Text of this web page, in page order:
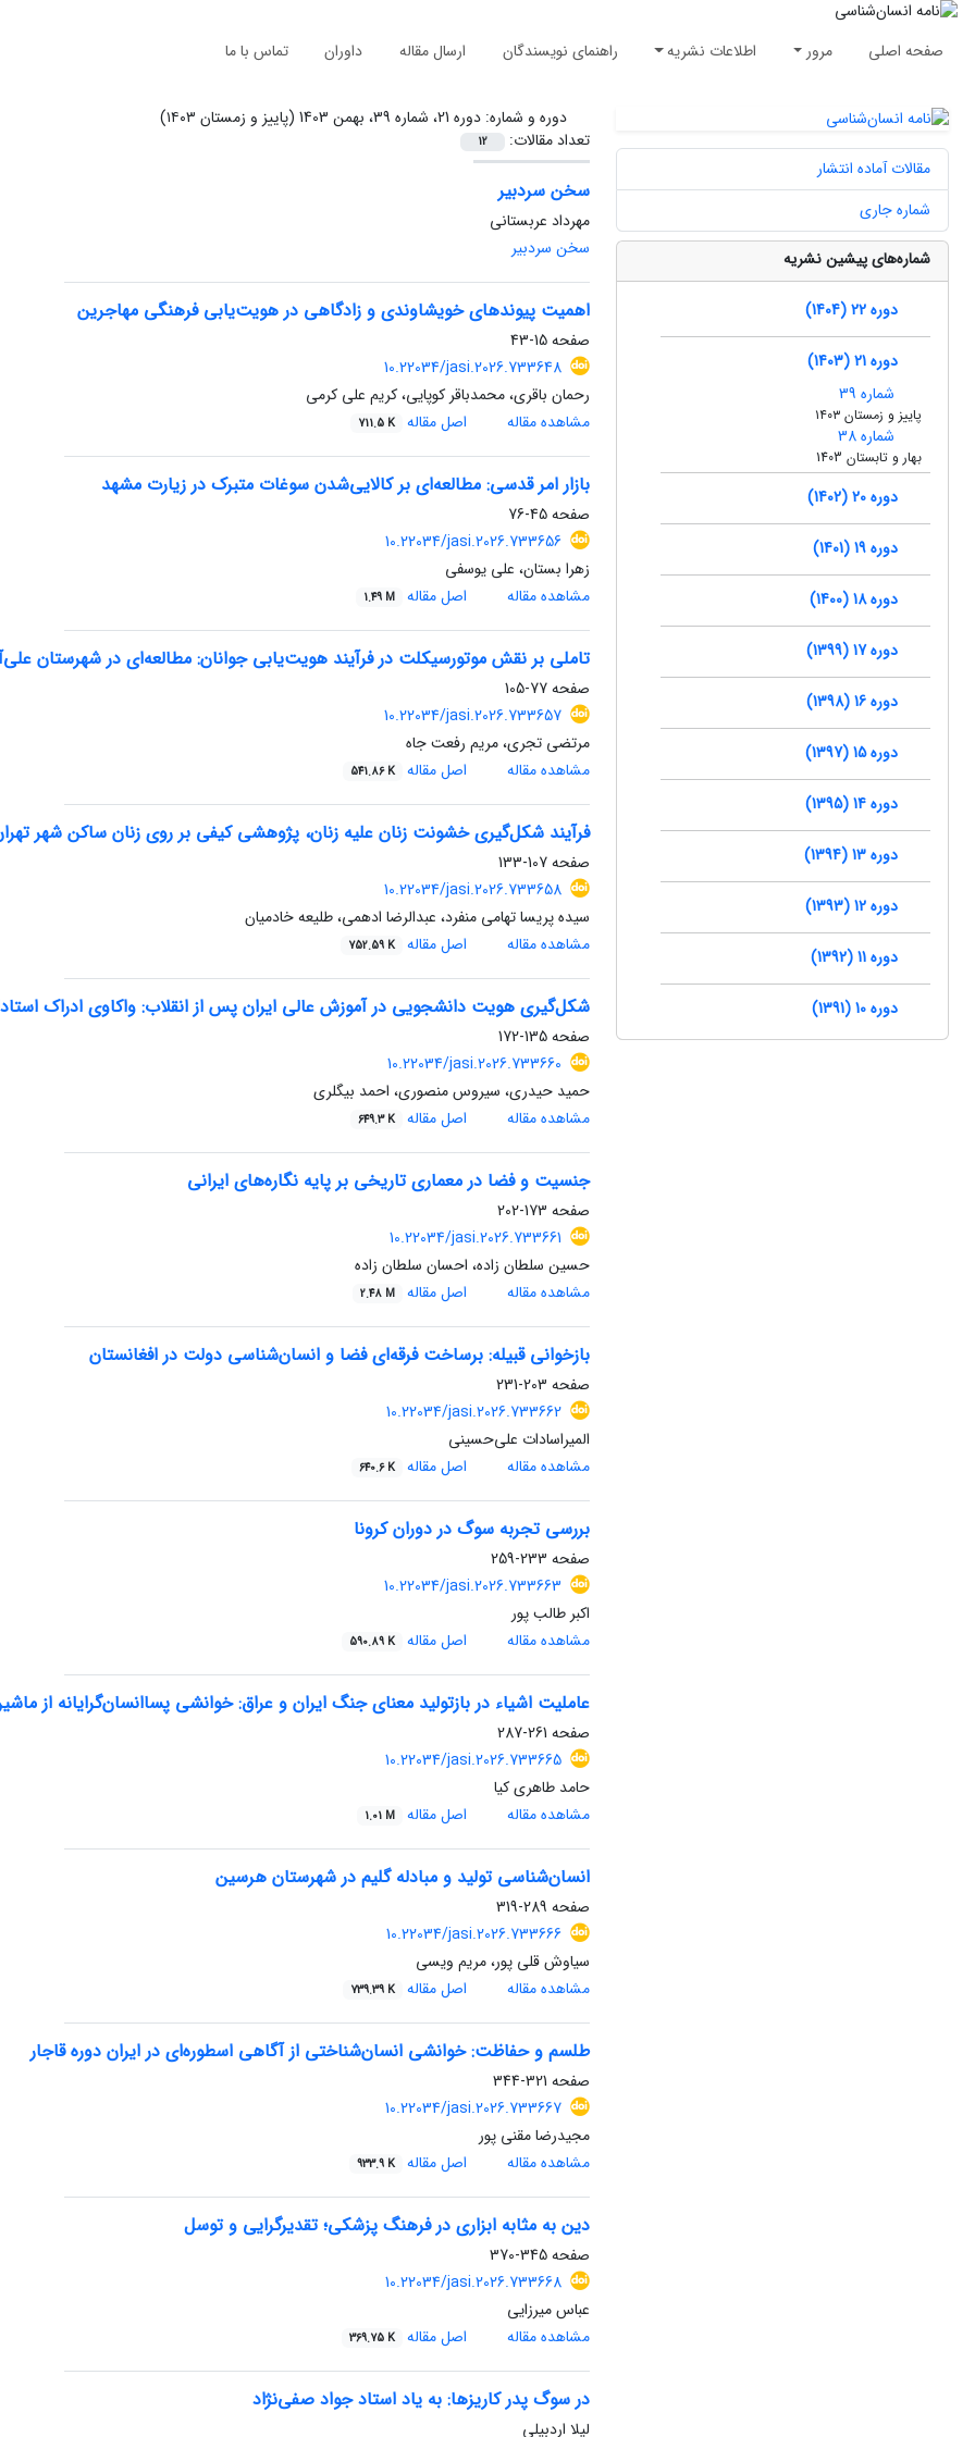
صفحه اصلی مرور اطلاعات نشریه راهنمای نویسندگان ارسال مقاله داوران تماس با ما
دوره و شماره:دوره 21، شماره 39، بهمن 1403 (پاییز و زمستان ۱۴۰۳)
تعداد مقالات:
12
سخن سردبیر
مهرداد عربستانی
سخن سردبیر
اهمیت پیوندهای خویشاوندی و زادگاهی در هویت‌یابی فرهنگی مهاجرین
صفحه15-43
10.22034/jasi.2026.733648
رحمان باقری، محمدباقر کوپایی، کریم علی کرمی
مشاهده مقاله
اصل مقاله 711.5 K
بازار امر قدسی: مطالعه‌ای بر کالایی‌شدن سوغات متبرک در زیارت مشهد
صفحه45-76
10.22034/jasi.2026.733656
زهرا بستان، علی یوسفی
مشاهده مقاله
اصل مقاله 1.49 M
تاملی بر نقش موتورسیکلت در فرآیند هویت‌یابی جوانان: مطالعه‌ای در شهرستان
صفحه77-105
10.22034/jasi.2026.733657
مرتضی تجری، مریم رفعت جاه
مشاهده مقاله
اصل مقاله 541.86 K
فرآیند شکل‌گیری خشونت زنان علیه زنان، پژوهشی کیفی بر روی زنان ساکن شهر
صفحه107-133
10.22034/jasi.2026.733658
سیده پریسا تهامی منفرد، عبدالرضا ادهمی، طلیعه خادمیان
مشاهده مقاله
اصل مقاله 752.59 K
شکل‌گیری هویت دانشجویی در آموزش عالی ایران پس از انقلاب: واکاوی ادراک
صفحه135-172
10.22034/jasi.2026.733660
حمید حیدری، سیروس منصوری، احمد بیگلری
مشاهده مقاله
اصل مقاله 649.3 K
جنسیت و فضا در معماری تاریخی بر پایه نگاره‌های ایرانی
صفحه 173-202
10.22034/jasi.2026.733661
حسین سلطان زاده، احسان سلطان زاده
مشاهده مقاله
اصل مقاله 2.48 M
بازخوانی قبیله: برساخت فرقه‌ای فضا و انسان‌شناسی دولت در افغانستان
صفحه 203-231
10.22034/jasi.2026.733662
المیراسادات علی‌حسینی
مشاهده مقاله
اصل مقاله 640.6 K
بررسی تجربه سوگ در دوران کرونا
صفحه 233-259
10.22034/jasi.2026.733663
اکبر طالب پور
مشاهده مقاله
اصل مقاله 590.89 K
عاملیت اشیاء در بازتولید معنای جنگ ایران و عراق: خوانشی پساانسان‌گرایانه از
صفحه 261-287
10.22034/jasi.2026.733665
حامد طاهری کیا
مشاهده مقاله
اصل مقاله 1.01 M
انسان‌شناسی تولید و مبادله گلیم در شهرستان هرسین
صفحه 289-319
10.22034/jasi.2026.733666
سیاوش قلی پور، مریم ویسی
مشاهده مقاله
اصل مقاله 739.39 K
طلسم و حفاظت: خوانشی انسان‌شناختی از آگاهی اسطوره‌ای در ایران دوره قاجار
صفحه 321-344
10.22034/jasi.2026.733667
مجیدرضا مقنی پور
مشاهده مقاله
اصل مقاله 933.9 K
دین به مثابه ابزاری در فرهنگ پزشکی؛ تقدیرگرایی و توسل
صفحه345-370
10.22034/jasi.2026.733668
عباس میرزایی
مشاهده مقاله
اصل مقاله 369.75 K
در سوگ پدر کاریزها: به یاد استاد جواد صفی‌نژاد
لیلا اردبیلی
مقالات آماده انتشار
شماره جاری
شماره‌های پیشین نشریه
دوره 22 (1404)
دوره 21 (1403)
شماره 39
پاییز و زمستان ۱۴۰۳
شماره 38
بهار و تابستان 1403
دوره 20 (1402)
دوره 19 (1401)
دوره 18 (1400)
دوره 17 (1399)
دوره 16 (1398)
دوره 15 (1397)
دوره 14 (1395)
دوره 13 (1394)
دوره 12 (1393)
دوره 11 (1392)
دوره 10 (1391)